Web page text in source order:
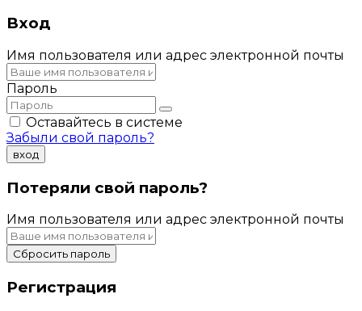
Вход
Имя пользователя или адрес электронной почты
Пароль
Оставайтесь в системе
Забыли свой пароль?
вход
Потеряли свой пароль?
Имя пользователя или адрес электронной почты
Сбросить пароль
Регистрация